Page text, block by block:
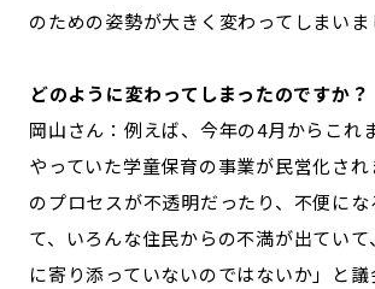
のための姿勢が大きく変わってしまいま
―――どのように変わってしまったのですか？
岡山さん：例えば、今年の4月からこれ
やっていた学童保育の事業が民営化さ
のプロセスが不透明だったり、不便に
て、いろんな住民からの不満が出てい
に寄り添っていないのではないか」と議